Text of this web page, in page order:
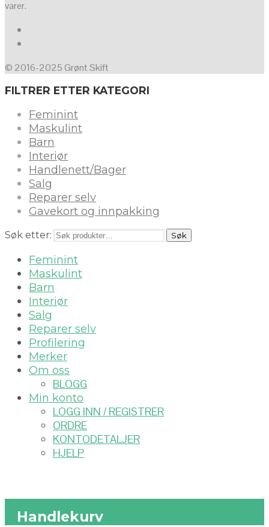
varer.
© 2016-2025 Grønt Skift
FILTRER ETTER KATEGORI
Feminint
Maskulint
Barn
Interiør
Handlenett/Bager
Salg
Reparer selv
Gavekort og innpakking
Søk etter: Søk
Feminint
Maskulint
Barn
Interiør
Salg
Reparer selv
Profilering
Merker
Om oss
BLOGG
Min konto
LOGG INN / REGISTRER
ORDRE
KONTODETALJER
HJELP
Handlekurv